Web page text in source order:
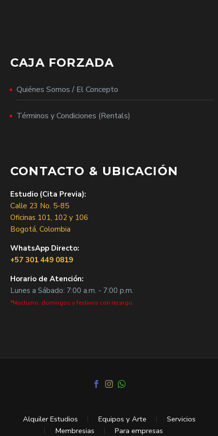
CAJA FORZADA
Quiénes Somos / El Concepto
Términos y Condiciones (Rentals)
CONTACTO & UBICACIÓN
Estudio (Cita Previa):
Calle 23 No. 5-85
Oficinas 101, 102 y 106
Bogotá, Colombia
WhatsApp Directo:
+57 301 449 0819
Horario de Atención:
Lunes a Sábado: 7:00 a.m. - 7:00 p.m.
*Nocturno, domingos y festivos con recargo.
Alquiler Estudios Equipos y Arte
Servicios
Membresias
Para empresas